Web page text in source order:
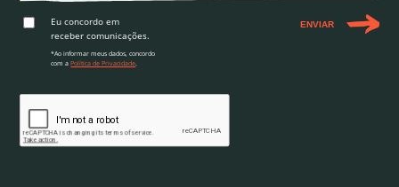
Eu concordo em
receber comunicações.
*Ao informar meus dados, concordo
com aPolítica de Privacidade.
ENVIAR